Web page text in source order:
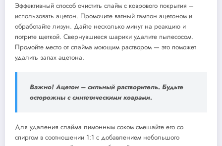
Эффективный способ очистить слайм с коврового покрытия –
использовать ацетон. Промочите ватный тампон ацетоном и
обработайте лизун. Дайте несколько минут на реакцию и
потрите щеткой. Свернувшиеся шарики удалите пылесосом.
Промойте место от слайма моющим раствором — это поможет
удалить запах ацетона.
Важно! Ацетон – сильный растворитель. Будьте
осторожны с синтетическими коврами.
Для удаления слайма лимонным соком смешайте его со
спиртом в соотношении 1:1 с добавлением небольшого